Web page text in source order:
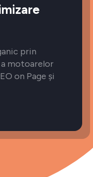
prin
motoarelor
on Page și